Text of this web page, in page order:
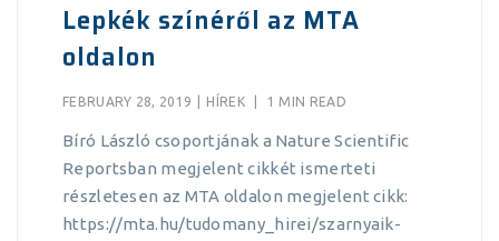
Lepkék színéről az MTA
oldalon
FEBRUARY 28, 2019 HÍREK 1 MIN READ
Bíró László csoportjának a Nature Scientific
Reportsban megjelent cikkét ismerteti
részletesen az MTA oldalon megjelent cikk:
https://mta.hu/tudomany_hirei/szarnyaik-